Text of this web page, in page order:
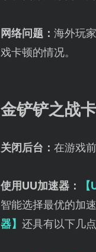
网络问题： 海外玩
戏卡顿的情况。
金铲铲之战
关闭后台： 在游戏
使用UU加速器：
智能选择最优的加
器】 还具有以下几